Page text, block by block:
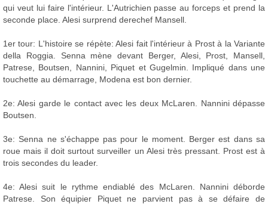
qui veut lui faire l'intérieur. L'Autrichien passe au forceps et prend la
seconde place. Alesi surprend derechef Mansell.
1er tour: L'histoire se répète: Alesi fait l'intérieur à Prost à la Variante
della Roggia. Senna mène devant Berger, Alesi, Prost, Mansell,
Patrese, Boutsen, Nannini, Piquet et Gugelmin. Impliqué dans une
touchette au démarrage, Modena est bon dernier.
2e: Alesi garde le contact avec les deux McLaren. Nannini dépasse
Boutsen.
3e: Senna ne s'échappe pas pour le moment. Berger est dans sa
roue mais il doit surtout surveiller un Alesi très pressant. Prost est à
trois secondes du leader.
4e: Alesi suit le rythme endiablé des McLaren. Nannini déborde
Patrese. Son équipier Piquet ne parvient pas à se défaire de